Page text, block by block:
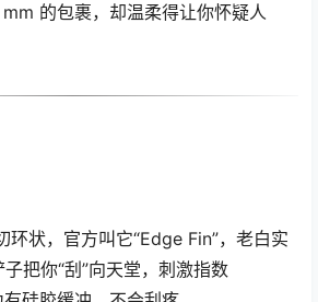
的包裹，却温柔得让你怀疑人
环状，官方叫它“Edge Fin”，老白实
把你“刮”向天堂，刺激指数